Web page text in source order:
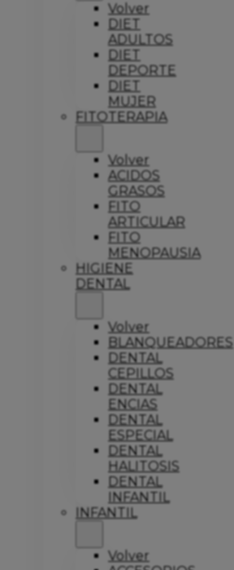
Volver
DIET
ADULTOS
DIET
DEPORTE
DIET
MUJER
FITOTERAPIA
Volver
ACIDOS
GRASOS
FITO
ARTICULAR
FITO
MENOPAUSIA
HIGIENE
DENTAL
Volver
BLANQUEADORES
DENTAL
CEPILLOS
DENTAL
ENCIAS
DENTAL
ESPECIAL
DENTAL
HALITOSIS
DENTAL
INFANTIL
INFANTIL
Volver